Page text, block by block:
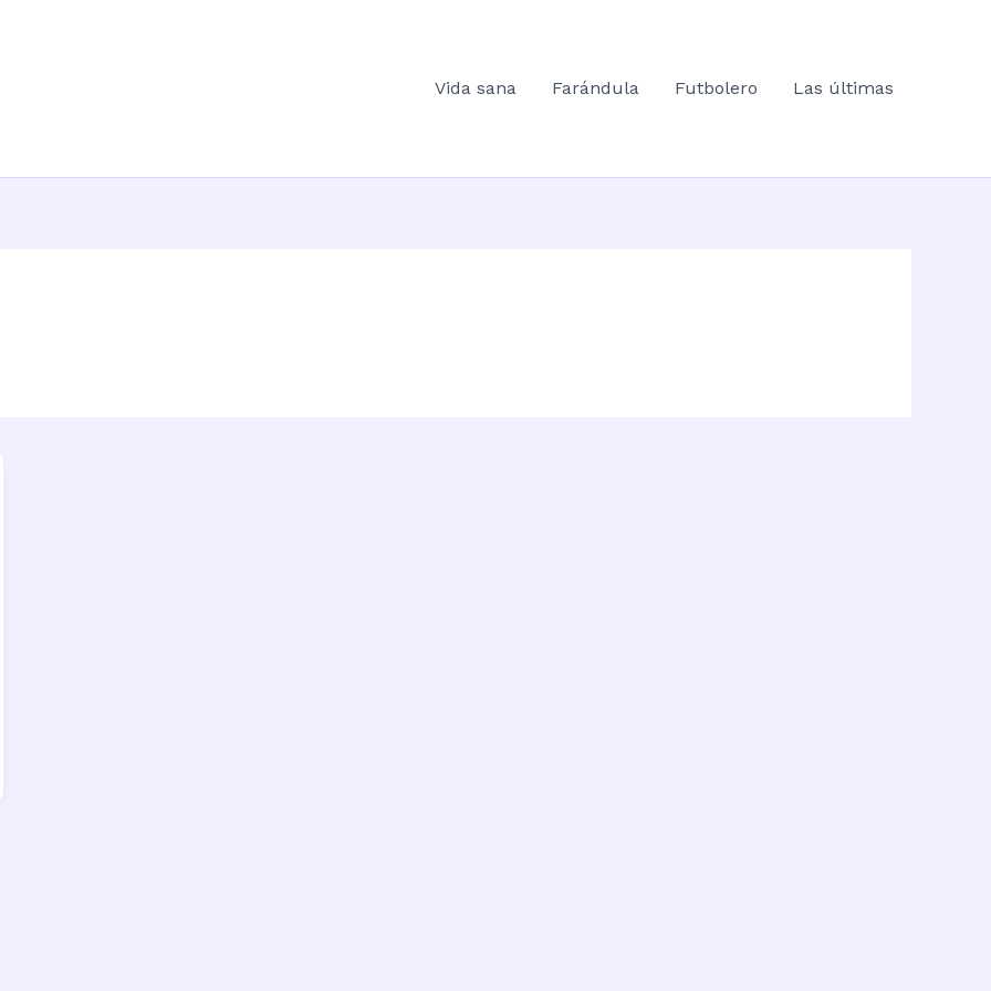
Vida sana
Farándula Futbolero Las últimas